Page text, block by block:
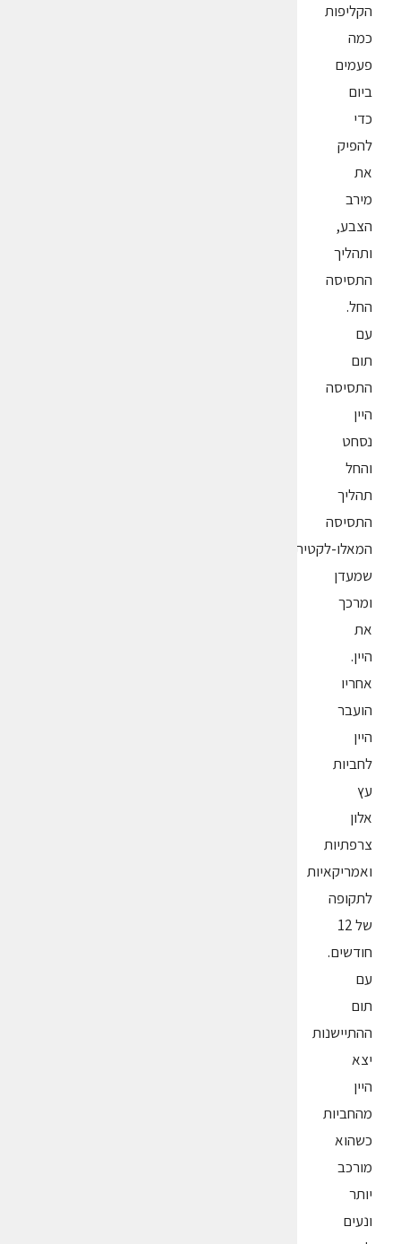
הקליפות
כמה
פעמים
ביום
כדי
להפיק
את
מירב
הצבע,
ותהליך
התסיסה
החל.
עם
תום
התסיסה
היין
נסחט
והחל
תהליך
התסיסה
המאלו-לקטית
שמעדן
ומרכך
את
היין.
אחריו
הועבר
היין
לחביות
עץ
אלון
צרפתיות
ואמריקאיות
לתקופה
של 12
חודשים.
עם
תום
ההתיישנות
יצא
היין
מהחביות
כשהוא
מורכב
יותר
ונעים